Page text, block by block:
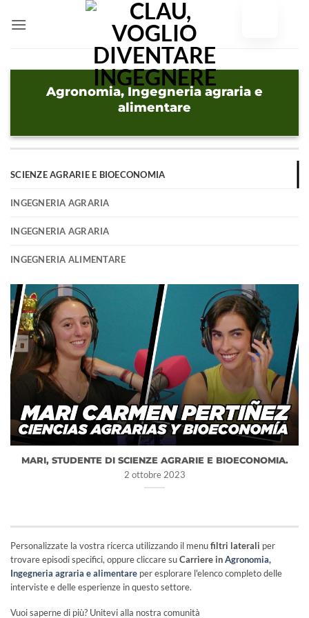
Agronomia, Ingegneria agraria e
alimentare
SCIENZE AGRARIE E BIOECONOMIA
INGEGNERIA AGRARIA
INGEGNERIA AGRARIA
INGEGNERIA ALIMENTARE
MARI, STUDENTE DI SCIENZE AGRARIE E BIOECONOMIA.
2 ottobre 2023
Personalizzate la vostra ricerca utilizzando il menufiltri laterali per
trovare episodi specifici, oppure cliccare suCarriere inAgronomia,
Ingegneria agraria e alimentare per esplorare l'elenco completo delle
interviste e delle esperienze in questo settore.
Vuoi saperne di più? Unitevi alla nostra comunità